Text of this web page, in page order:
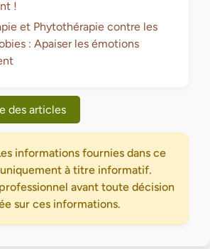
!
et Phytothérapie contre les
: Apaiser les émotions
des articles
informations fournies dans ce
à titre informatif.
avant toute décision
sur ces informations.